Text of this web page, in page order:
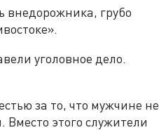
внедорожника, грубо
уголовное дело.
за то, что мужчине не
этого служители